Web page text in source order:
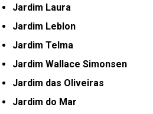
Jardim Laura
Jardim Leblon
Jardim Telma
Jardim Wallace Simonsen
Jardim das Oliveiras
Jardim do Mar